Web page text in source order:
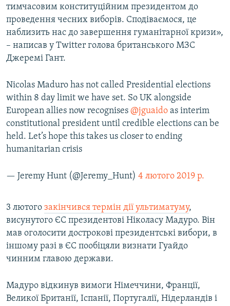
тимчасовим конституційним президентом до
проведення чесних виборів. Сподіваємося, це
наблизить нас до завершення гуманітарної кризи»,
– написав у Twitter голова британського МЗС
Джеремі Гант.
Nicolas Maduro has not called Presidential elections
within 8 day limit we have set. So UK alongside
European allies now recognises @jguaido as interim
constitutional president until credible elections can be
held. Let’s hope this takes us closer to ending
humanitarian crisis
— Jeremy Hunt (@Jeremy_Hunt) 4 лютого 2019 р.
3 лютого закінчився термін дії ультиматуму,
висунутого ЄС президентові Ніколасу Мадуро. Він
мав оголосити дострокові президентські вибори, в
іншому разі в ЄС пообіцяли визнати Гуайдо
чинним главою держави.
Мадуро відкинув вимоги Німеччини, Франції,
Великої Британії, Іспанії, Португалії, Нідерландів і